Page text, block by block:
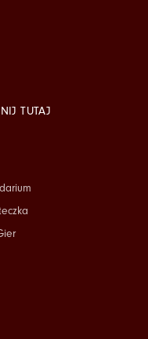
TUTAJ